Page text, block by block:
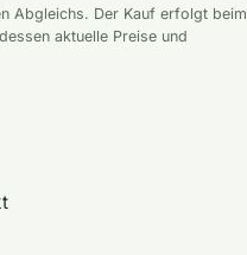
Abgleichs. Der Kauf erfolgt beim
aktuelle Preise und